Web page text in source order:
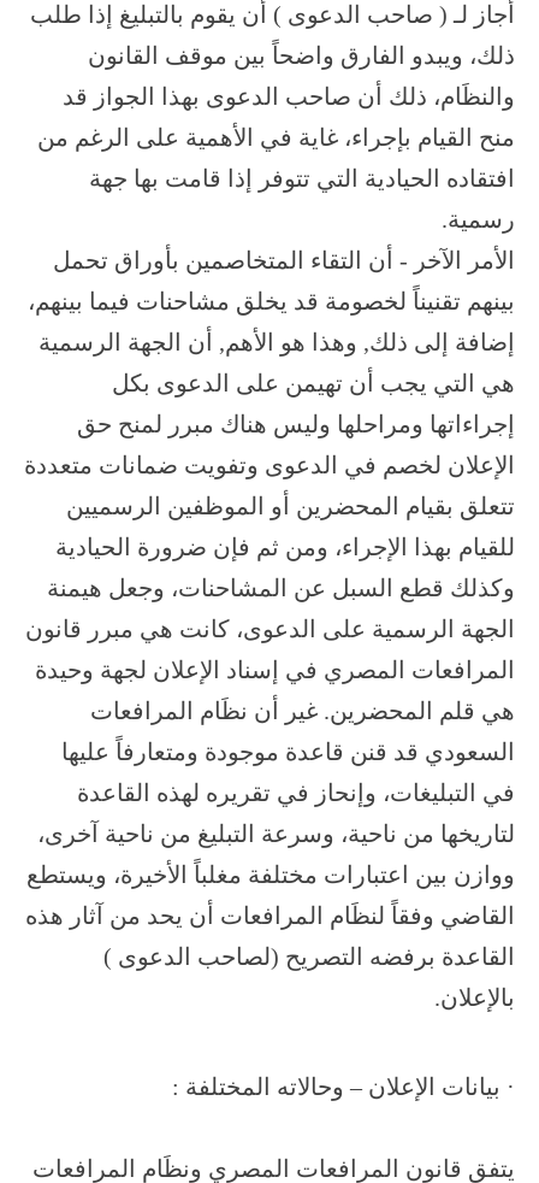
أجاز لـ ( صاحب الدعوى ) أن يقوم بالتبليغ إذا طلب
ذلك، ويبدو الفارق واضحاً بين موقف القانون
والنظَام، ذلك أن صاحب الدعوى بهذا الجواز قد
منح القيام بإجراء، غاية في الأهمية على الرغم من
افتقاده الحيادية التي تتوفر إذا قامت بها جهة
رسمية.
الأمر الآخر - أن التقاء المتخاصمين بأوراق تحمل
بينهم تقنيناً لخصومة قد يخلق مشاحنات فيما بينهم،
إضافة إلى ذلك, وهذا هو الأهم, أن الجهة الرسمية
هي التي يجب أن تهيمن على الدعوى بكل
إجراءاتها ومراحلها وليس هناك مبرر لمنح حق
الإعلان لخصم في الدعوى وتفويت ضمانات متعددة
تتعلق بقيام المحضرين أو الموظفين الرسميين
للقيام بهذا الإجراء، ومن ثم فإن ضرورة الحيادية
وكذلك قطع السبل عن المشاحنات، وجعل هيمنة
الجهة الرسمية على الدعوى، كانت هي مبرر قانون
المرافعات المصري في إسناد الإعلان لجهة وحيدة
هي قلم المحضرين. غير أن نظَام المرافعات
السعودي قد قنن قاعدة موجودة ومتعارفاً عليها
في التبليغات، وإنحاز في تقريره لهذه القاعدة
لتاريخها من ناحية، وسرعة التبليغ من ناحية آخرى،
ووازن بين اعتبارات مختلفة مغلباً الأخيرة، ويستطع
القاضي وفقاً لنظَام المرافعات أن يحد من آثار هذه
القاعدة برفضه التصريح (لصاحب الدعوى )
بالإعلان.
· بيانات الإعلان – وحالاته المختلفة :
يتفق قانون المرافعات المصري ونظَام المرافعات